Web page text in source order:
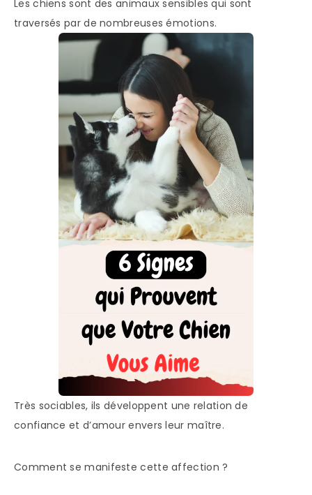
Les chiens sont des animaux sensibles qui sont
traversés par de nombreuses émotions.
Très sociables, ils développent une relation de
confiance et d’amour envers leur maître.
Comment se manifeste cette affection ?